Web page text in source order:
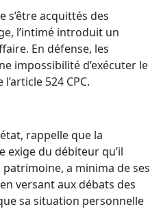
s’être acquittés des
l’intimé introduit un
En défense, les
impossibilité d’exécuter le
524 CPC.
rappelle que la
exige du débiteur qu’il
a minima de ses
versant aux débats des
sa situation personnelle